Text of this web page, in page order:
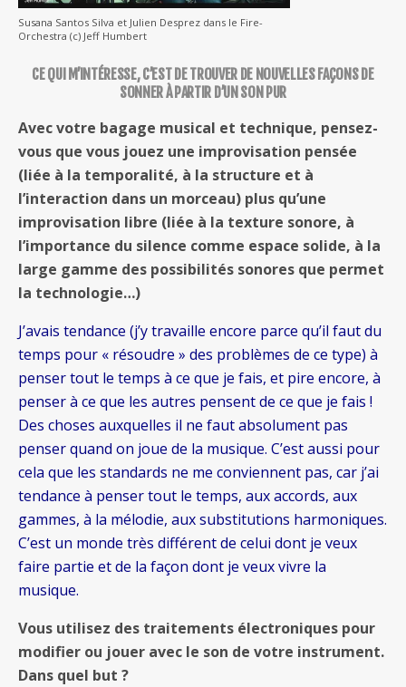
Susana Santos Silva et Julien Desprez dans le Fire-
Orchestra (c) Jeff Humbert
CE QUI M’INTÉRESSE, C’EST DE TROUVER DE NOUVELLES FAÇONS DE
SONNER À PARTIR D’UN SON PUR
Avec votre bagage musical et technique, pensez-
vous que vous jouez une improvisation pensée
(liée à la temporalité, à la structure et à
l’interaction dans un morceau) plus qu’une
improvisation libre (liée à la texture sonore, à
l’importance du silence comme espace solide, à la
large gamme des possibilités sonores que permet
la technologie…)
J’avais tendance (j’y travaille encore parce qu’il faut du
temps pour « résoudre » des problèmes de ce type) à
penser tout le temps à ce que je fais, et pire encore, à
penser à ce que les autres pensent de ce que je fais !
Des choses auxquelles il ne faut absolument pas
penser quand on joue de la musique. C’est aussi pour
cela que les standards ne me conviennent pas, car j’ai
tendance à penser tout le temps, aux accords, aux
gammes, à la mélodie, aux substitutions harmoniques.
C’est un monde très différent de celui dont je veux
faire partie et de la façon dont je veux vivre la
musique.
Vous utilisez des traitements électroniques pour
modifier ou jouer avec le son de votre instrument.
Dans quel but ?